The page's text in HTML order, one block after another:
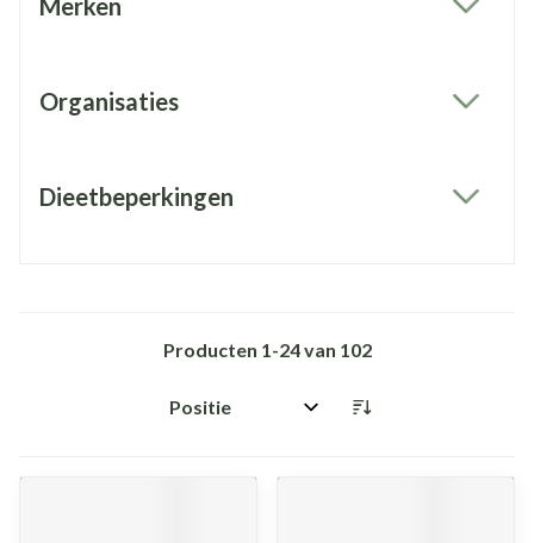
Merken
Organisaties
Dieetbeperkingen
Producten 1-24van 102
Sorteer op: